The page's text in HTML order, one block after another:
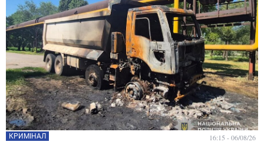
КРИМІНАЛ 16:15 - 06/08/26